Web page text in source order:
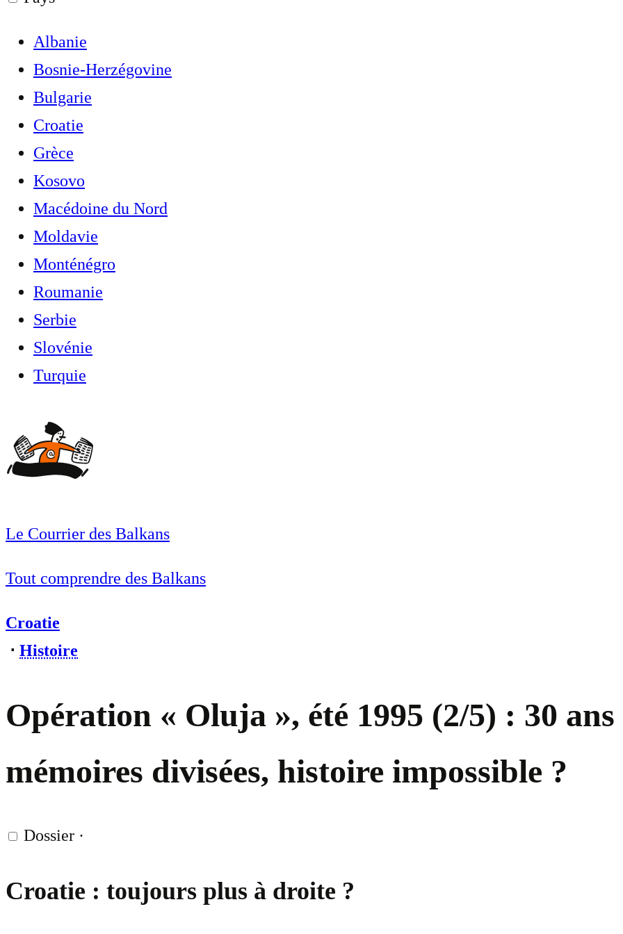
Albanie
Bosnie-Herzégovine
Bulgarie
Croatie
Grèce
Kosovo
Macédoine du Nord
Moldavie
Monténégro
Roumanie
Serbie
Slovénie
Turquie
Le Courrier des Balkans
Tout comprendre des Balkans
Croatie
⋅ Histoire
Opération « Oluja », été 1995 (2/5) : 30
mémoires divisées, histoire impossible ?
Dossier ·
Croatie : toujours plus à droite ?